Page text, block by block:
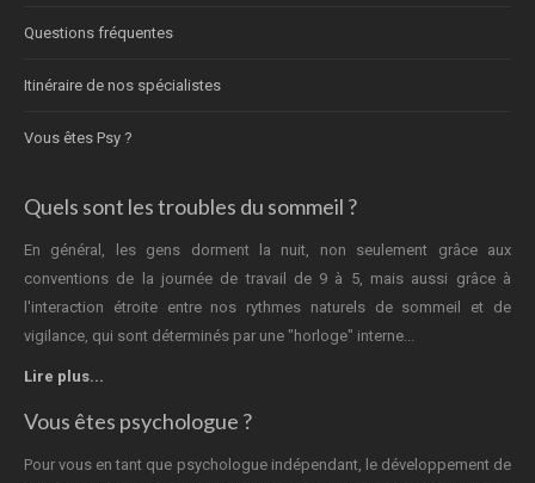
Questions fréquentes
Itinéraire de nos spécialistes
Vous êtes Psy ?
Quels sont les troubles du sommeil ?
En général, les gens dorment la nuit, non seulement grâce aux
conventions de la journée de travail de 9 à 5, mais aussi grâce à
l'interaction étroite entre nos rythmes naturels de sommeil et de
vigilance, qui sont déterminés par une "horloge" interne...
Lire plus...
Vous êtes psychologue ?
Pour vous en tant que psychologue indépendant, le développement de